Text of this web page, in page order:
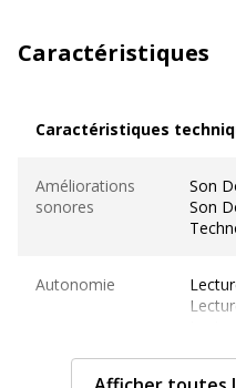
Caractéristiques
Caractéristiques
Améliorations
sonores
Son
Son
Autonomie
Capacité de
64 GB